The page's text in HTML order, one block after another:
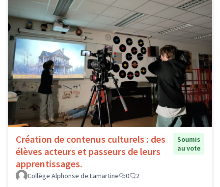
Création de contenus culturels : des
élèves acteurs et passeurs de leurs
apprentissages.
Soumis
au vote
Collège Alphonse de Lamartine 0 2